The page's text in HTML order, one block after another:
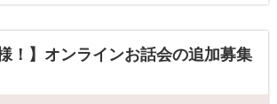
！】オンラインお話会の追加募集